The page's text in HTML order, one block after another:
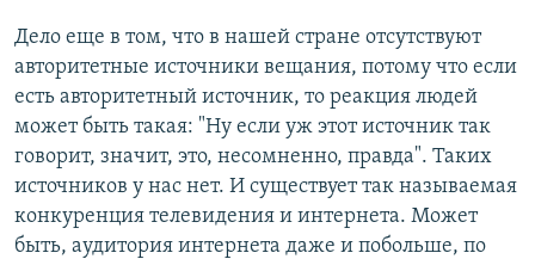
Дело еще в том, что в нашей стране отсутствуют
авторитетные источники вещания, потому что если
есть авторитетный источник, то реакция людей
может быть такая: "Ну если уж этот источник так
говорит, значит, это, несомненно, правда". Таких
источников у нас нет. И существует так называемая
конкуренция телевидения и интернета. Может
быть, аудитория интернета даже и побольше, по